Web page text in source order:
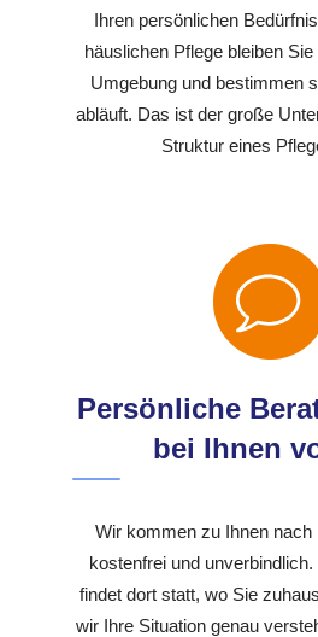
Ihren persönlichen
häuslichen Pflege bleiben
Umgebung und bestimmen
abläuft. Das ist der große
Struktur eines
Persönliche
bei Ihnen
Wir kommen zu Ihnen
kostenfrei und
findet dort statt, wo Sie
wir Ihre Situation genau